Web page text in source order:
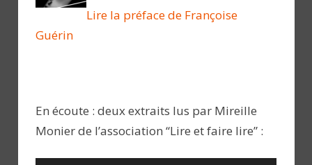
Lire la préface de Françoise
Guérin
En écoute : deux extraits lus par Mireille
Monier de l’association “Lire et faire lire” :